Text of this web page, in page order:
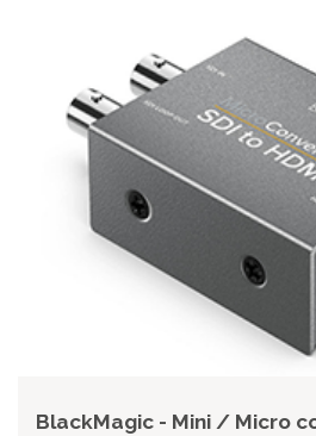
BlackMagic - Mini / Micro